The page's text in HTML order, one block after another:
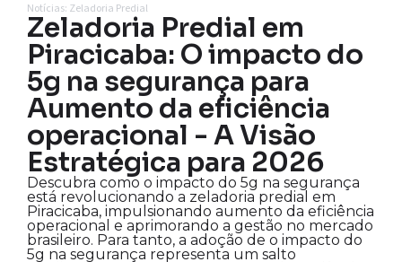
Notícias: Zeladoria Predial
Zeladoria Predial em
Piracicaba: O impacto do
5g na segurança para
Aumento da eficiência
operacional - A Visão
Estratégica para 2026
Descubra como o impacto do 5g na segurança
está revolucionando a zeladoria predial em
Piracicaba, impulsionando aumento da eficiência
operacional e aprimorando a gestão no mercado
brasileiro. Para tanto, a adoção de o impacto do
5g na segurança representa um salto